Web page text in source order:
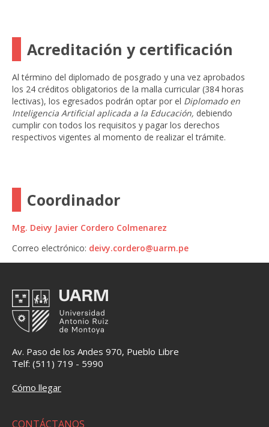
Acreditación y certificación
Al término del diplomado de posgrado y una vez aprobados
los 24 créditos obligatorios de la malla curricular (384 horas
lectivas), los egresados podrán optar por el Diplomado en
Inteligencia Artificial aplicada a la Educación, debiendo
cumplir con todos los requisitos y pagar los derechos
respectivos vigentes al momento de realizar el trámite.
Coordinador
Mg. Deivy Javier Cordero Colmenarez
Correo electrónico: deivy.cordero@uarm.pe
Av. Paso de los Andes 970, Pueblo Libre
Telf: (511) 719 - 5990
Cómo llegar
CONTÁCTANOS